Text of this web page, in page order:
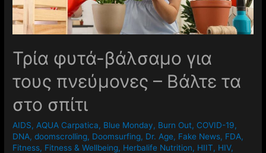
Τρία φυτά-βάλσαμο για
τους πνεύμονες – Βάλτε τα
στο σπίτι
AIDS, AQUA Carpatica, Blue Monday, Burn Out, COVID-19,
DNA,doomscrolling, Doomsurfing, Dr. Age, Fake News, FDA,
Fitness, Fitness & Wellbeing, Herbalife Nutrition, HIIT, HIV,